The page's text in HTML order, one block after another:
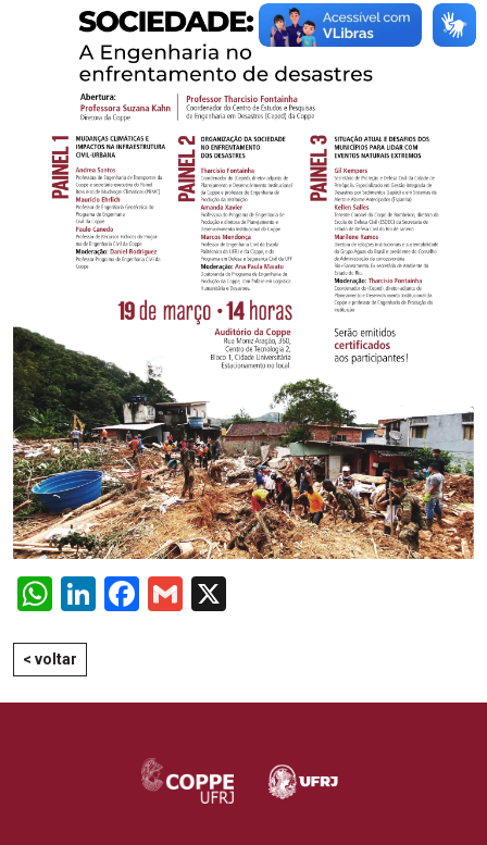
WhatsApp
LinkedIn
Facebook
Gmail
< voltar